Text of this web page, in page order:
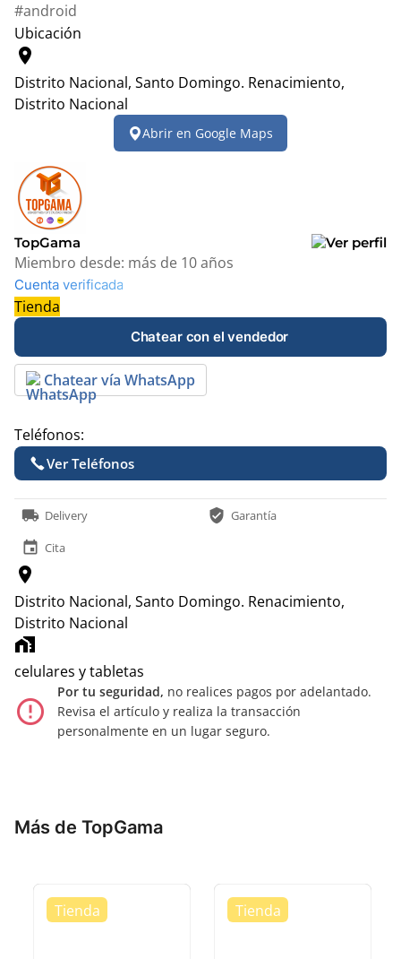
#android
Ubicación
location_on
Distrito Nacional, Santo Domingo. Renacimiento,
Distrito Nacional
−
Abrir en Google Maps
TopGama
Miembro desde: más de 10 años
Cuenta verificada
Tienda
Chatear con el vendedor
Chatear vía WhatsApp
Teléfonos:
Ver Teléfonos
local_shipping Delivery verified_user Garantía
event Cita
location_on
Distrito Nacional, Santo Domingo. Renacimiento,
Distrito Nacional
home_work
celulares y tabletas
error_outline
Por tu seguridad, no realices pagos por adelantado.
Revisa el artículo y realiza la transacción
personalmente en un lugar seguro.
Más de TopGama